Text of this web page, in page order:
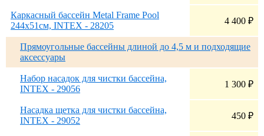
Каркасный бассейн Metal Frame Pool
244х51см, INTEX - 28205
4 400 ₽
Прямоугольные бассейны длиной до 4,5 м и подходящие
аксессуары
Набор насадок для чистки бассейна,
INTEX - 29056
1 300 ₽
Насадка щетка для чистки бассейна,
INTEX - 29052
450 ₽